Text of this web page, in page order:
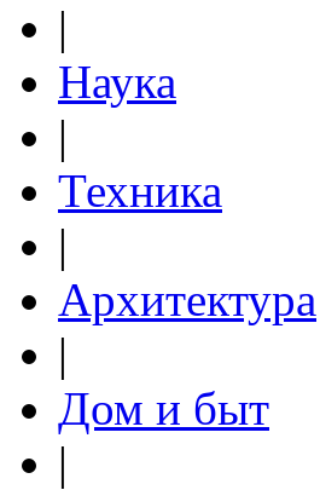
|
Наука
|
Техника
|
Архитектура
|
Дом и быт
|